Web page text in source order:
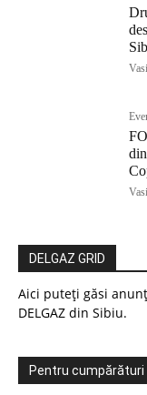
DELGAZ GRID
Aici puteți găsi
DELGAZ din Sibiu.
Pentru cumpărături